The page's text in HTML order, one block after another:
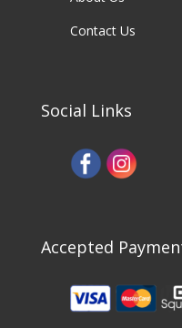
Contact Us
Social Links
Accepted